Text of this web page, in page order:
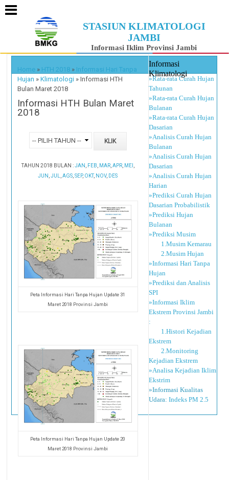
STASIUN KLIMATOLOGI
JAMBI
Informasi Iklim Provinsi Jambi
Home » HTH 2018 » Informasi Hari Tanpa
Hujan »Klimatologi »Informasi HTH
Bulan Maret 2018
Informasi HTH Bulan Maret
2018
TAHUN 2018 BULAN :JAN FEB MAR, APR, MEI
JUN ,JUL ,AGS ,SEP, OKT, NOV, DES
Peta Informasi Hari Tanpa Hujan Update 31
Maret 2018 Provinsi Jambi
Peta Informasi Hari Tanpa Hujan Update 20
Maret 2018 Provinsi Jambi
Informasi
Klimatologi
»Rata-rata Curah Hujan
Tahunan
»Rata-rata Curah Hujan
Bulanan
»Rata-rata Curah Hujan
Dasarian
»Analisis Curah Hujan
Bulanan
»Analisis Curah Hujan
Dasarian
»Analisis Curah Hujan
Harian
»Prediksi Curah Hujan
Dasarian Probabilistik
»Prediksi Hujan
Bulanan
»Prediksi Musim
1.Musim Kemarau
2.Musim Hujan
»Informasi Hari Tanpa
Hujan
»Prediksi dan Analisis
SPI
»Informasi Iklim
Ekstrem Provinsi Jambi
:
1.Histori Kejadian
Ekstrem
2.Monitoring
Kejadian Ekstrem
»Analisa Kejadian Iklim
Ekstrim
»Informasi Kualitas
Udara: Indeks PM 2.5